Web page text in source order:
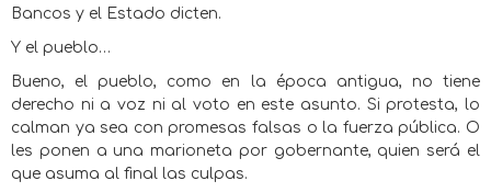
Bancos y el Estado dicten.
Y el pueblo…
Bueno, el pueblo, como en la época antigua, no tiene
derecho ni a voz ni al voto en este asunto. Si protesta, lo
calman ya sea con promesas falsas o la fuerza pública. O
les ponen a una marioneta por gobernante, quien será el
que asuma al final las culpas.